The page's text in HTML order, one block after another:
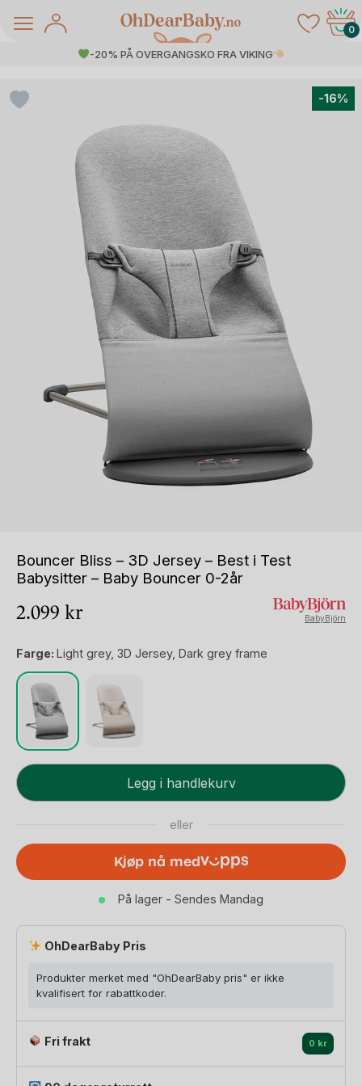
0
-20% PÅ OVERGANGSKO FRA VIKING
-16%
Bouncer Bliss – 3D Jersey – Best i Test
Babysitter – Baby Bouncer 0-2år
2.099 kr BabyBjörn
Farge: Light grey, 3D Jersey, Dark grey frame
Bouncer
Bliss
Jersey
-
Test
Babysitter
Baby
0-
2år
antall
Legg i handlekurv
eller
Kjøp nå med
På lager - Sendes Mandag
OhDearBaby Pris
Produkter merket med "OhDearBaby pris" er ikke
kvalifisert for rabattkoder.
Fri frakt 0 kr